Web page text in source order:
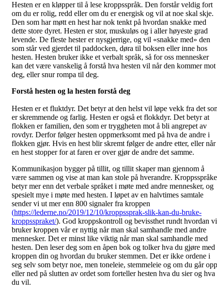
Hesten er en kløpper til å lese kroppsspråk. Den forstår veldig fort
om du er rolig, redd eller om du er energisk og vil at noe skal skje.
Den som har møtt en hest har nok tenkt på hvordan snakke med
dette store dyret. Hesten er stor, muskuløs og i aller høyeste grad
levende. De fleste hester er nysgjerrige, og vil «snakke med» den
som står ved gjerdet til paddocken, døra til boksen eller inne hos
hesten. Hesten bruker ikke et verbalt språk, så for oss mennesker
kan det være vanskelig å forstå hva hesten vil når den kommer mot
deg, eller snur rompa til deg.
Forstå hesten og la hesten forstå deg
Hesten er et fluktdyr. Det betyr at den helst vil løpe vekk fra det
er skremmende og farlig. Hesten er også et flokkdyr. Det betyr at
flokken er familien, den som er tryggheten mot å bli angrepet av
rovdyr. Derfor følger hesten oppmerksomt med på hva de andre i
flokken gjør. Hvis en hest blir skremt følger de andre etter, eller når
en hest stopper for at faren er over gjør de andre det samme.
Kommunikasjon bygger på tillit, og tillit skaper man gjennom å
være sammen og vise at man kan stole på hverandre.
betyr mer enn det verbale språket i møte med andre mennesker, og
spesielt mye i møte med hesten. I løpet av en halvtimes samtale
sender vi ut mer enn 800 signaler fra kroppen
(https://lederne.no/2019/12/10/kroppssprak-slik-kan-du-bruke-
kroppsspraket/). God kroppskontroll og bevissthet rundt hvordan vi
bruker kroppen vår er nyttig når man skal samhandle med andre
mennesker. Det er minst like viktig når man skal samhandle med
hesten. Den leser deg som en åpen bok og tolker hva du gjøre med
kroppen din og hvordan du bruker stemmen. Det er ikke ordene i
seg selv som betyr noe, men toneleie, stemmeleie og om du går opp
eller ned på slutten av ordet som forteller hesten hva du sier og hva
du vil.